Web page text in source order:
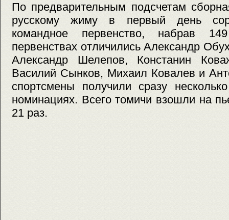
По предварительным подсчетам
русскому жиму в первый день
командное первенство, набрав
первенствах отличились Александр
Александр Шелепов, Констанин
Василий Сынков, Михаил Ковалев и
спортсмены получили сразу
номинациях. Всего томичи взошли на
21 раз.